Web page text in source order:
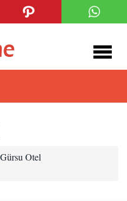
Gürsu Otel